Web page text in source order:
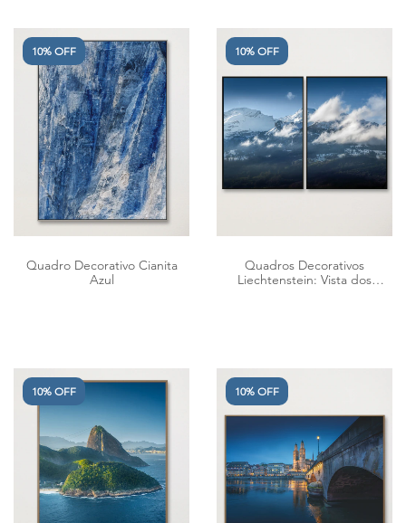
10% OFF
Quadro Decorativo Cianita
Azul
10% OFF
Quadros Decorativos
Liechtenstein: Vista dos
10% OFF 10% OFF